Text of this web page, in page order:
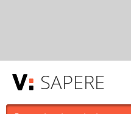
SAPERE